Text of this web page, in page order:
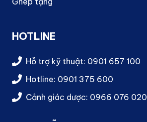
HOTLINE
Hỗ trợ kỹ thuật: 0901 657 100
Hotline: 0901 375 600
Cảnh giác dược: 0966 076 020